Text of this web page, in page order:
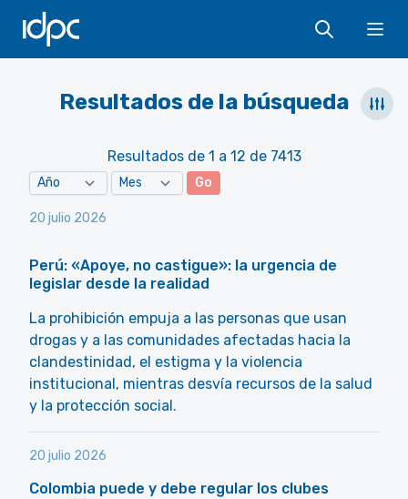
IDPC
Resultados de la búsqueda
Resultados de 1 a 12 de 7413
Go
20 julio 2026
Perú: «Apoye, no castigue»: la urgencia de
legislar desde la realidad
La prohibición empuja a las personas que usan
drogas y a las comunidades afectadas hacia la
clandestinidad, el estigma y la violencia
institucional, mientras desvía recursos de la salud
y la protección social.
20 julio 2026
Colombia puede y debe regular los clubes